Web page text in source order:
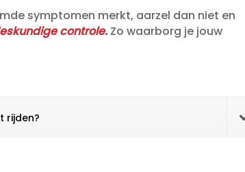
symptomen merkt, aarzel dan niet en
controle.​ Zo waarborg je jouw
rijden?